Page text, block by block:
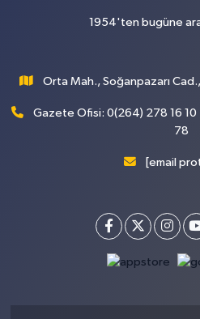
1954'ten bugüne
Orta Mah., Soğanpazarı
Gazete Ofisi: 0(264) 278 16
78
[email